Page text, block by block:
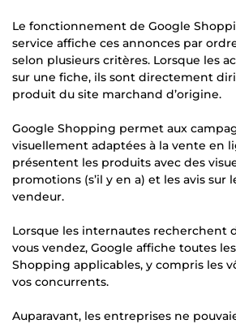
Le fonctionnement de Google
service affiche ces annonces par
selon plusieurs critères. Lorsque les
sur une fiche, ils sont directement
produit du site marchand d’origine.
Google Shopping permet aux
visuellement adaptées à la vente en
présentent les produits avec des
promotions (s’il y en a) et les avis sur
vendeur.
Lorsque les internautes recherchent
vous vendez, Google affiche toutes
Shopping applicables, y compris les
vos concurrents.
Auparavant, les entreprises ne